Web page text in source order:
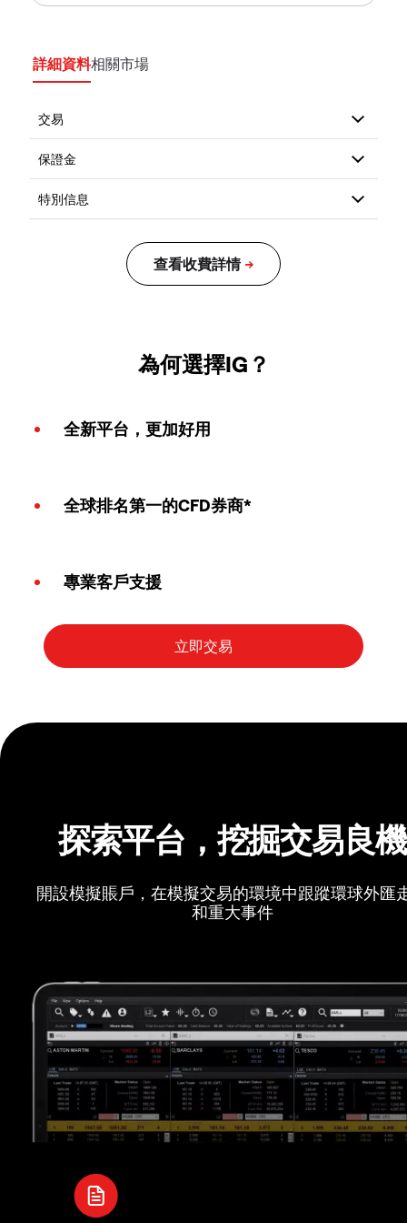
詳細資料相關市場
為何選擇IG？
全新平台，更加好用
全球排名第一的CFD券商*
專業客戶支援
探索平台，挖掘交易良機
開設模擬賬戶，在模擬交易的環境中跟蹤環球外匯
和重大事件